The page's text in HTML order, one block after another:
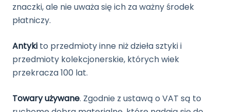
znaczki, ale nie uważa się ich za ważny środek
płatniczy.
Antyki to przedmioty inne niż dzieła sztyki i
przedmioty kolekcjonerskie, których wiek
przekracza 100 lat.
Towary używane. Zgodnie z ustawą o VAT są to